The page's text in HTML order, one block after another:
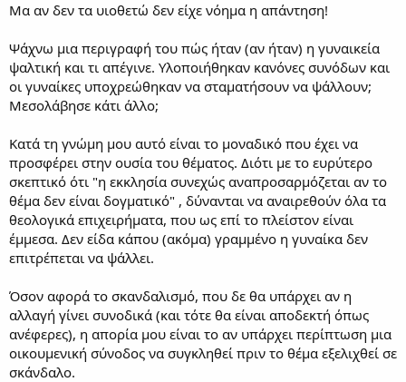
Μα αν δεν τα υιοθετώ δεν είχε νόημα η απάντηση!
Ψάχνω μια περιγραφή του πώς ήταν (αν ήταν) η γυναικεία
ψαλτική και τι απέγινε. Υλοποιήθηκαν κανόνες συνόδων και
οι γυναίκες υποχρεώθηκαν να σταματήσουν να ψάλλουν;
Μεσολάβησε κάτι άλλο;
Κατά τη γνώμη μου αυτό είναι το μοναδικό που έχει να
προσφέρει στην ουσία του θέματος. Διότι με το ευρύτερο
σκεπτικό ότι "η εκκλησία συνεχώς αναπροσαρμόζεται αν το
θέμα δεν είναι δογματικό" , δύνανται να αναιρεθούν όλα τα
θεολογικά επιχειρήματα, που ως επί το πλείστον είναι
έμμεσα. Δεν είδα κάπου (ακόμα) γραμμένο η γυναίκα δεν
επιτρέπεται να ψάλλει.
Όσον αφορά το σκανδαλισμό, που δε θα υπάρχει αν η
αλλαγή γίνει συνοδικά (και τότε θα είναι αποδεκτή όπως
ανέφερες), η απορία μου είναι το αν υπάρχει περίπτωση μια
οικουμενική σύνοδος να συγκληθεί πριν το θέμα εξελιχθεί σε
σκάνδαλο.